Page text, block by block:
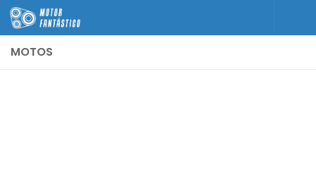
Skip to content
MOTOS